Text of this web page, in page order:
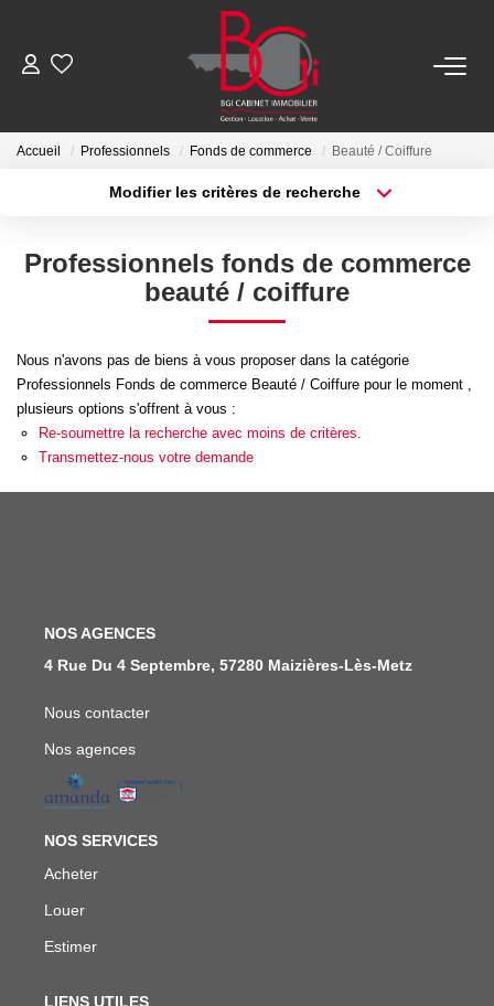
ACHETER
Ancien
Nos Biens
Télécharger Le Dossier De Location
CONTACT
Accueil Professionnels Fonds de commerce Beauté / Coiffure
Modifier les critères de recherche
Sélectionnez...
Type de bien
Surface min
Créer une alerte
Professionnels fonds de commerce
beauté / coiffure
Nous n'avons pas de biens à vous proposer dans la catégorie
Professionnels Fonds de commerce Beauté / Coiffure pour le moment ,
plusieurs options s'offrent à vous :
Re-soumettre la recherche avec moins de critères.
Transmettez-nous votre demande
NOS AGENCES
4 Rue Du 4 Septembre, 57280 Maizières-Lès-Metz
Nous contacter
Nos agences
NOS SERVICES
Acheter
Louer
Estimer
LIENS UTILES